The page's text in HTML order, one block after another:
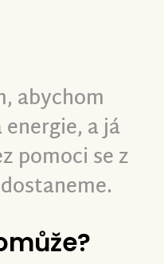
abychom
a já
pomoci se z